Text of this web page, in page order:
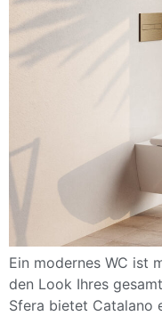
Ein modernes WC ist
den Look Ihres
Sfera bietet Catalano